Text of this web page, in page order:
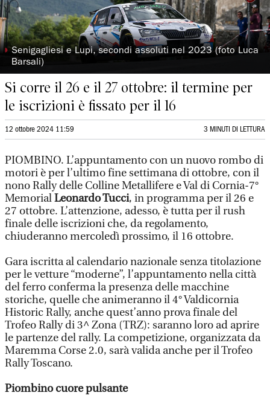
◗Senigagliesi e Lupi, secondi assoluti nel 2023 (foto Luca
Barsali)
Si corre il 26 e il 27 ottobre: il termine per
le iscrizioni è fissato per il 16
12 ottobre 2024 11:59 3 MINUTI DI LETTURA
PIOMBINO. L’appuntamento con un nuovo rombo di
motori è per l’ultimo fine settimana di ottobre, con il
nono Rally delle Colline Metallifere e Val di Cornia-7°
MemorialLeonardo Tucci, in programma per il 26 e
27 ottobre. L’attenzione, adesso, è tutta per il rush
finale delle iscrizioni che, da regolamento,
chiuderanno mercoledì prossimo, il 16 ottobre.
Gara iscritta al calendario nazionale senza titolazione
per le vetture “moderne”, l’appuntamento nella città
del ferro conferma la presenza delle macchine
storiche, quelle che animeranno il 4° Valdicornia
Historic Rally, anche quest’anno prova finale del
Trofeo Rally di 3^ Zona (TRZ): saranno loro ad aprire
le partenze del rally. La competizione, organizzata da
Maremma Corse 2.0, sarà valida anche per il Trofeo
Rally Toscano.
Piombino cuore pulsante